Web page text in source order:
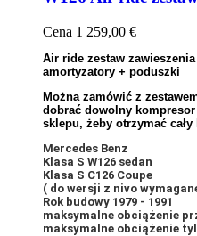
Cena 1 259,00 €
Air ride zestaw
amortyzatory + poduszki
Można zamówić z
dobrać dowolny
sklepu, żeby otrzymać
Mercedes Benz
Klasa S W126 sedan
Klasa S C126 Coupe
( do wersji z nivo
Rok budowy 1979 - 1991
maksymalne obciążenie
maksymalne obciążenie